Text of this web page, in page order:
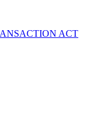
ACT